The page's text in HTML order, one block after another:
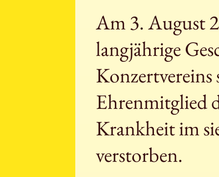
Am 3. August
langjährige
Ehrenmitglied
Krankheit im
verstorben.